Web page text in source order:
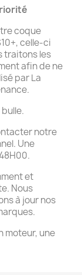
coque
celle-ci
traitons les
afin de ne
par La
notre
Une
et
Nous
à jour nos
moteur, une